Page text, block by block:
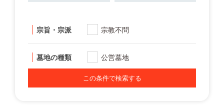
宗旨・宗派 宗教不問
墓地の種類 公営墓地
この条件で検索する